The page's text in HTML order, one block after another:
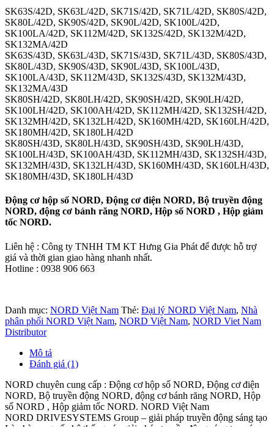
SK63S/42D, SK63L/42D, SK71S/42D, SK71L/42D, SK80S/42D,
SK80L/42D, SK90S/42D, SK90L/42D, SK100L/42D,
SK100LA/42D, SK112M/42D, SK132S/42D, SK132M/42D,
SK132MA/42D
SK63S/43D, SK63L/43D, SK71S/43D, SK71L/43D, SK80S/43D,
SK80L/43D, SK90S/43D, SK90L/43D, SK100L/43D,
SK100LA/43D, SK112M/43D, SK132S/43D, SK132M/43D,
SK132MA/43D
SK80SH/42D, SK80LH/42D, SK90SH/42D, SK90LH/42D,
SK100LH/42D, SK100AH/42D, SK112MH/42D, SK132SH/42D,
SK132MH/42D, SK132LH/42D, SK160MH/42D, SK160LH/42D,
SK180MH/42D, SK180LH/42D
SK80SH/43D, SK80LH/43D, SK90SH/43D, SK90LH/43D,
SK100LH/43D, SK100AH/43D, SK112MH/43D, SK132SH/43D,
SK132MH/43D, SK132LH/43D, SK160MH/43D, SK160LH/43D,
SK180MH/43D, SK180LH/43D
Động cơ hộp số NORD, Động cơ điện NORD, Bộ truyền động
NORD, động cơ bánh răng NORD, Hộp số NORD , Hộp giảm
tốc NORD.
Liên hệ : Công ty TNHH TM KT Hưng Gia Phát để được hỗ trợ
giá và thời gian giao hàng nhanh nhất.
Hotline : 0938 906 663
Danh mục: NORD Việt Nam Thẻ: Đại lý NORD Việt Nam, Nhà
phân phối NORD Việt Nam, NORD Việt Nam, NORD Viet Nam
Distributor
Mô tả
Đánh giá (1)
NORD chuyên cung cấp : Động cơ hộp số NORD, Động cơ điện
NORD, Bộ truyền động NORD, động cơ bánh răng NORD, Hộp
số NORD , Hộp giảm tốc NORD. NORD Việt Nam
NORD DRIVESYSTEMS Group – giải pháp truyền động sáng tạo